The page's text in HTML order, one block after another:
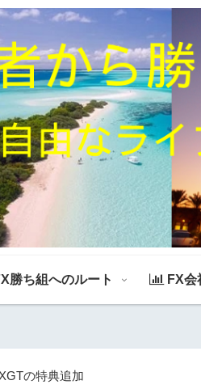
勝ち組へのルート FX会
の特典追加